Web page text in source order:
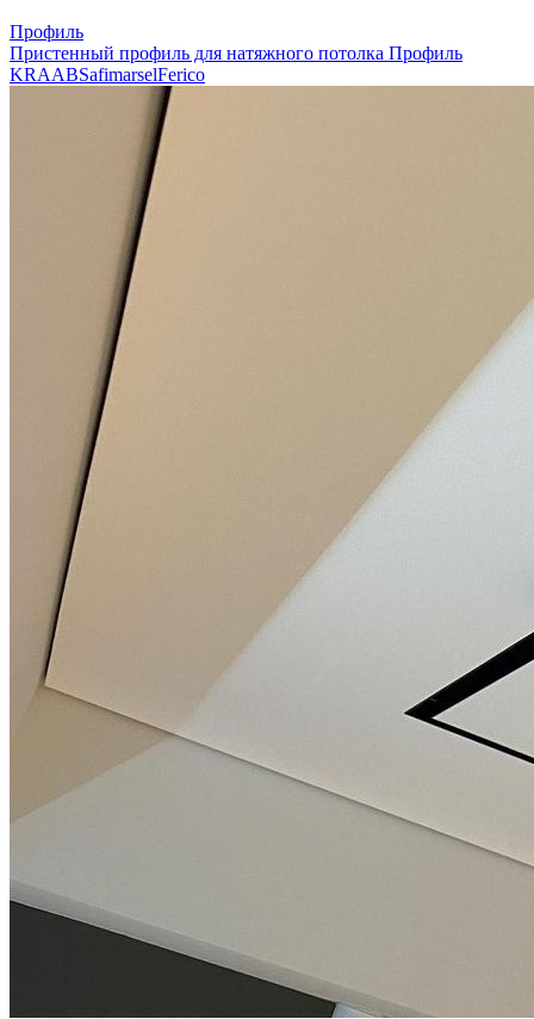
Профиль
Пристенный профиль для натяжного потолка Профиль
KRAABSafimarselFerico